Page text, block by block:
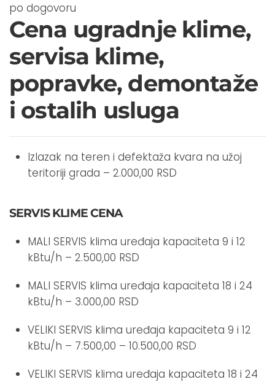
po dogovoru
Cena ugradnje klime,
servisa klime,
popravke, demontaže
i ostalih usluga
Izlazak na teren i defektaža kvara na užoj
teritoriji grada – 2.000,00 RSD
SERVIS KLIME CENA
MALI SERVIS klima uređaja kapaciteta 9 i 12
kBtu/h – 2.500,00 RSD
MALI SERVIS klima uređaja kapaciteta 18 i 24
kBtu/h – 3.000,00 RSD
VELIKI SERVIS klima uređaja kapaciteta 9 i 12
kBtu/h – 7.500,00 – 10.500,00 RSD
VELIKI SERVIS klima uređaja kapaciteta 18 i 24